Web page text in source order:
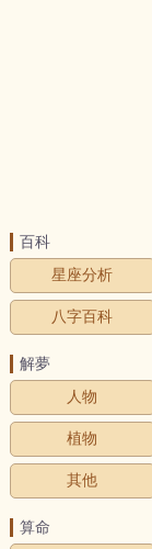
百科
星座分析
八字百科
解夢
人物
植物
其他
算命